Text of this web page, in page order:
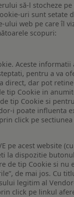
să-l stocheze
uri sunt setate
ului web pe care îl
scopuri:
Aceste informatii
pentru a va
direct, dar pot
tip Cookie in
tip Cookie si
i poate influenta
click pe
pe acest website
la dispozitie butonul
de tip Cookie si nu
de mai jos. Cu
legitim al
click pe linkul